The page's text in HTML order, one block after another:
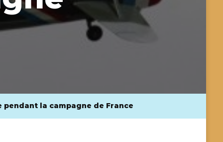
pendant la campagne de France